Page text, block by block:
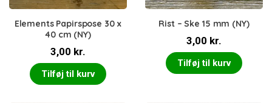
Elements Papirspose 30 x
40 cm (NY)
3,00 kr.
Tilføj til kurv
Rist – Ske 15 mm (NY)
3,00 kr.
Tilføj til kurv